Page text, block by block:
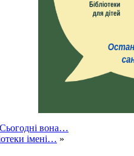
вона…
імені… »